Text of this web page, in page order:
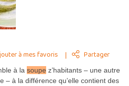
à mes favoris Partager
à la soupe z’habitants – une autre
– à la différence qu’elle contient des